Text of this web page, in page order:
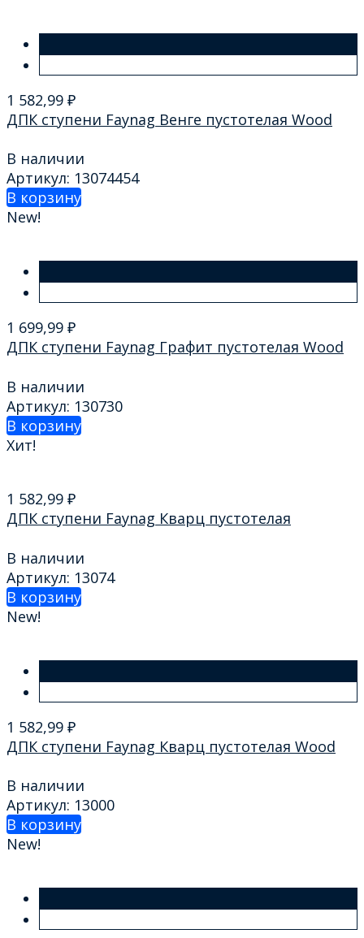
1 582,99 ₽
ДПК ступени Faynag Венге пустотелая Wood
В наличии
Артикул: 13074454
В корзину
New!
1 699,99 ₽
ДПК ступени Faynag Графит пустотелая Wood
В наличии
Артикул: 130730
В корзину
Хит!
1 582,99 ₽
ДПК ступени Faynag Кварц пустотелая
В наличии
Артикул: 13074
В корзину
New!
1 582,99 ₽
ДПК ступени Faynag Кварц пустотелая Wood
В наличии
Артикул: 13000
В корзину
New!